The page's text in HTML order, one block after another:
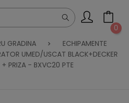
0
GRADINA
ECHIPAMENTE
UMED/USCAT BLACK+DECKER
PRIZA - BXVC20 PTE